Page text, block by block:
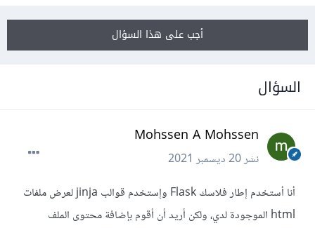
أجب على هذا السؤال
السؤال
Mohssen A Mohssen
نشر20 ديسمبر 2021
أنا أستخدم إطار فلاسك Flask وإستخدم قوالب jinja لعرض ملفات
html الموجودة لدي، ولكن أريد أن أقوم بإضافة محتوى الملف